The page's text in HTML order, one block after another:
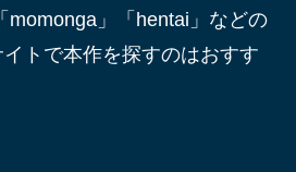
momonga」「hentai」などの
トで本作を探すのはおすす